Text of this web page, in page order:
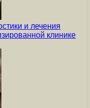
и лечения
клинике